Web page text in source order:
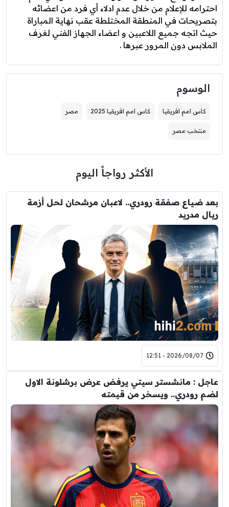
احترامه للإعلام من خلال عدم ادلاء أي فرد من اعضائه
بتصريحات في المنطقة المختلطة عقب نهاية المباراة
حيث اتجه جميع اللاعبين و اعضاء الجهاز الفني لغرف
الملابس دون المرور عبرها .
الوسوم
كاس امم افريقيا كاس امم افريقيا 2025 مصر
منتخب مصر
الأكثر رواجاً اليوم
بعد ضياع صفقة رودري.. لاعبان مرشحان لحل أزمة
ريال مدريد
2026/08/07 - 12:51
عاجل : مانشستر سيتي يرفض عرض برشلونة الاول
لضم رودري.. ويسخر من قيمته